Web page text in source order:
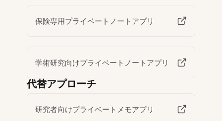
保険専用プライベートノートアプリ
学術研究向けプライベートノートアプリ
代替アプローチ
研究者向けプライベートメモアプリ